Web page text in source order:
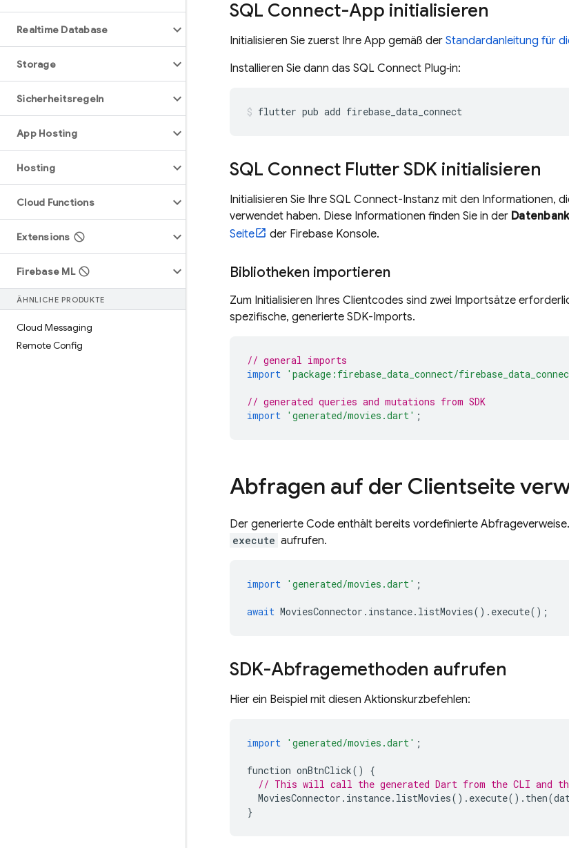
Realtime Database
Storage
Sicherheitsregeln
App Hosting
Hosting
Cloud Functions
Extensions
Firebase ML
ÄHNLICHE PRODUKTE
Cloud Messaging
Remote Config
SQL Connect-App initialisieren
Initialisieren Sie zuerst Ihre App gemäß der Standardanleitung für
Installieren Sie dann das SQL Connect Plug‑in:
flutter pub add firebase_data_connect
SQL Connect Flutter SDK initialisieren
Initialisieren Sie Ihre SQL Connect-Instanz mit den Informationen,
verwendet haben. Diese Informationen finden Sie in der
Seite
der Firebase Konsole.
Bibliotheken importieren
Zum Initialisieren Ihres Clientcodes sind zwei Importsätze
spezifische, generierte SDK-Imports.
// general imports
import 'package:firebase_data_connect/
// generated queries and mutations from SDK
import 'generated/movies.dart' ;
Abfragen auf der Clientseite
Der generierte Code enthält bereits vordefinierte
execute aufrufen.
import 'generated/movies.dart' ;
await MoviesConnector . instance. listMovies(). execute();
SDK-Abfragemethoden aufrufen
Hier ein Beispiel mit diesen Aktionskurzbefehlen:
import 'generated/movies.dart' ;
function onBtnClick()
{
// This will call the generated Dart from the CLI and
MoviesConnector . instance. listMovies(). execute(). then(
}